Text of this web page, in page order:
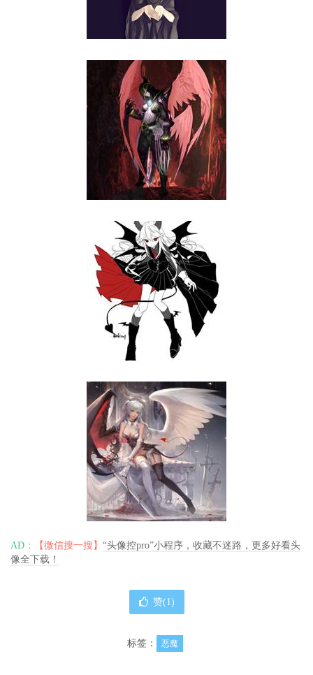
AD： 【微信搜一搜】 “头像控pro”小程序，收藏不迷路，更多好看头
像全下载！
赞(1)
标签： 恶魔